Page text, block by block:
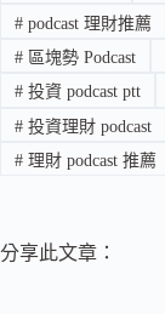
#podcast 理財推薦
#區塊勢 Podcast
#投資 podcast ptt
#投資理財 podcast
#理財 podcast 推薦
分享此文章：